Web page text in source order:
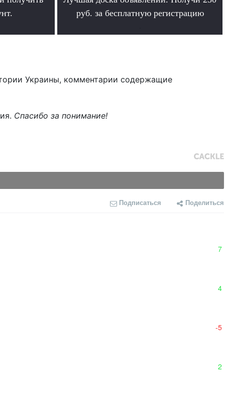
руб. за бесплатную регистрацию
Украины, комментарии содержащие
Спасибо за понимание!
Подписаться Поделиться
7
4
-5
2